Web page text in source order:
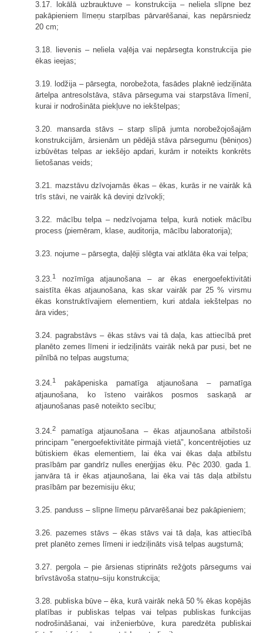
3.17. lokālā uzbrauktuve – konstrukcija – neliela slīpne bez
pakāpieniem līmeņu starpības pārvarēšanai, kas nepārsniedz
20 cm;
3.18. lievenis – neliela vaļēja vai nepārsegta konstrukcija pie
ēkas ieejas;
3.19. lodžija – pārsegta, norobežota, fasādes plaknē iedziļināta
ārtelpa antresolstāva, stāva pārseguma vai starpstāva līmenī,
kurai ir nodrošināta piekļuve no iekštelpas;
3.20. mansarda stāvs – starp slīpā jumta norobežojošajām
konstrukcijām, ārsienām un pēdējā stāva pārsegumu (bēniņos)
izbūvētas telpas ar iekšējo apdari, kurām ir noteikts konkrēts
lietošanas veids;
3.21. mazstāvu dzīvojamās ēkas – ēkas, kurās ir ne vairāk kā
trīs stāvi, ne vairāk kā deviņi dzīvokļi;
3.22. mācību telpa – nedzīvojama telpa, kurā notiek mācību
process (piemēram, klase, auditorija, mācību laboratorija);
3.23. nojume – pārsegta, daļēji slēgta vai atklāta ēka vai telpa;
3.23.1
nozīmīga atjaunošana – ar ēkas energoefektivitāti
saistīta ēkas atjaunošana, kas skar vairāk par 25 % virsmu
ēkas konstruktīvajiem elementiem, kuri atdala iekštelpas no
āra vides;
3.24. pagrabstāvs – ēkas stāvs vai tā daļa, kas attiecībā pret
planēto zemes līmeni ir iedziļināts vairāk nekā par pusi, bet ne
pilnībā no telpas augstuma;
3.24.1
pakāpeniska pamatīga atjaunošana – pamatīga
atjaunošana, ko īsteno vairākos posmos saskaņā ar
atjaunošanas pasē noteikto secību;
3.24. 2
pamatīga atjaunošana – ēkas atjaunošana atbilstoši
principam "energoefektivitāte pirmajā vietā", koncentrējoties uz
būtiskiem ēkas elementiem, lai ēka vai ēkas daļa atbilstu
prasībām par gandrīz nulles enerģijas ēku. Pēc 2030. gada 1.
janvāra tā ir ēkas atjaunošana, lai ēka vai tās daļa atbilstu
prasībām par bezemisiju ēku;
3.25. panduss – slīpne līmeņu pārvarēšanai bez pakāpieniem;
3.26. pazemes stāvs – ēkas stāvs vai tā daļa, kas attiecībā
pret planēto zemes līmeni ir iedziļināts visā telpas augstumā;
3.27. pergola – pie ārsienas stiprināts režģots pārsegums vai
brīvstāvoša statņu–siju konstrukcija;
3.28. publiska būve – ēka, kurā vairāk nekā 50 % ēkas kopējās
platības ir publiskas telpas vai telpas publiskas funkcijas
nodrošināšanai, vai inženierbūve, kura paredzēta publiskai